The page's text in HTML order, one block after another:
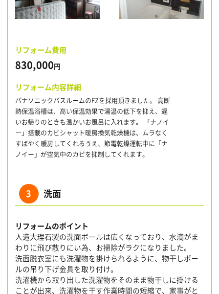
リフォーム費用
830,000円
リフォーム内容詳細
パナソニックバスルームのFZを採用頂きました。 高断
熱保温浴槽は、高い保温効果で湯温の低下を抑え、遅
いお帰りのときも温かいお風呂に入れます。 「ナノイ
ー」搭載のカビシャット暖房換気乾燥機は、ムラなく
すばやく暖房してくれるうえ、節電乾燥運転中に「ナ
ノイー」が空気中のカビを抑制してくれます。
3 洗面
リフォームのポイント
人造大理石製の洗面ボールは広くなっており、水滴がま
わりに飛び散りにい為、お掃除がラクになりました。
洗面脱衣室にも洗濯物を掛けられるように、物干しポー
ルの吊り下げ金具を取り付け。
洗濯機から取り出した洗濯物をそのまま物干しに掛ける
ことが出来、洗濯物を干す作業時間の短縮で、家事がと